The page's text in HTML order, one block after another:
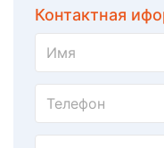
Контактная